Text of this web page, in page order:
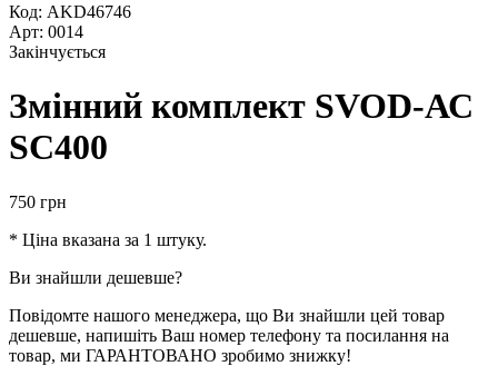
Код: AKD46746
Арт: 0014
Закінчується
Змінний комплект SVOD-АС
SC400
750 грн
* Ціна вказана за 1 штуку.
Ви знайшли дешевше?
Повідомте нашого менеджера, що Ви знайшли цей товар
дешевше, напишіть Ваш номер телефону та посилання на
товар, ми ГАРАНТОВАНО зробимо знижку!